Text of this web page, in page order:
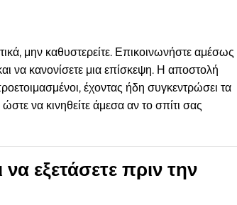
μην καθυστερείτε. Επικοινωνήστε αμέσως
να κανονίσετε μια επίσκεψη. Η αποστολή
έχοντας ήδη συγκεντρώσει τα
να κινηθείτε άμεσα αν το σπίτι σας
εξετάσετε πριν την